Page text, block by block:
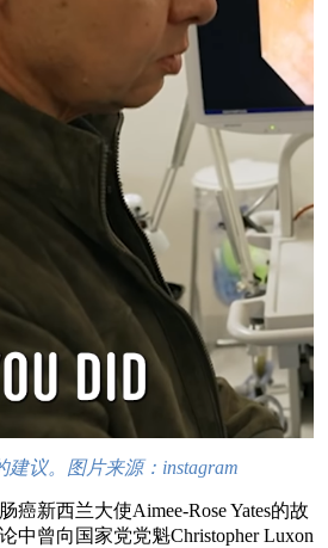
议。 图片来源：instagram
癌新西兰大使Aimee-Rose Yates的故
中曾向国家党党魁Christopher Luxon